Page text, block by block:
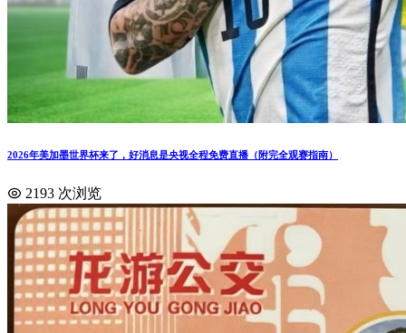
2026年美加墨世界杯来了，好消息是央视全程免费直播（附完全观赛指南）
2193 次浏览